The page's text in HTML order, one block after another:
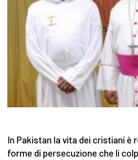
In Pakistan la vita dei cristiani è
forme di persecuzione che li